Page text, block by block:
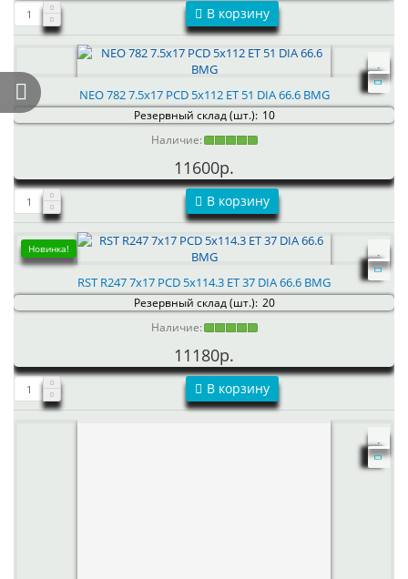
В корзину
NEO 782 7.5x17 PCD 5x112 ET 51 DIA 66.6 BMG
Резервный склад (шт.): 10
Наличие:
11600р.
В корзину
Новинка!
RST R247 7x17 PCD 5x114.3 ET 37 DIA 66.6 BMG
Резервный склад (шт.): 20
Наличие:
11180р.
В корзину